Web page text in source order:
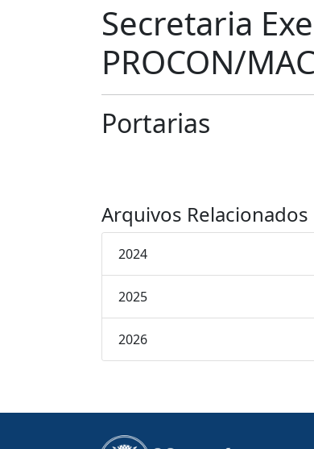
Secretaria
PROCON/
Portarias
Arquivos Relacionados
2024
2025
2026